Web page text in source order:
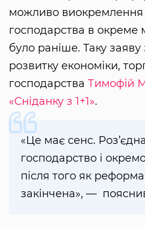
можливо виокремлення
господарства в окреме
було раніше. Таку заяву
розвитку економіки,
господарства Тимофій
«Сніданку з 1+1».
«Це має сенс.
господарство і
після того як
закінчена», —